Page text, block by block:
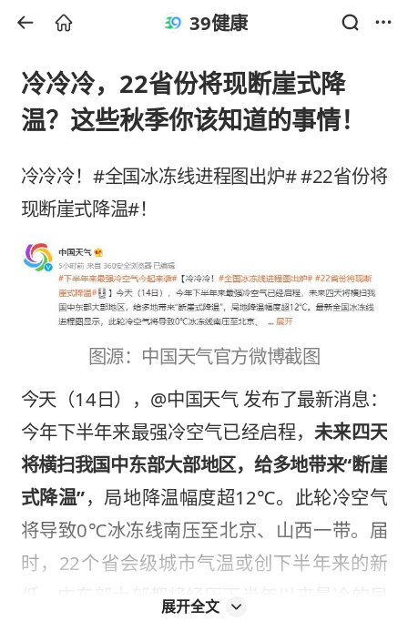
39健康
冷冷冷，22省份将现断崖式降
温？这些秋季你该知道的事情！
冷冷冷！#全国冰冻线进程图出炉# #22省份将
现断崖式降温#！
图源：中国天气官方微博截图
今天（14日），@中国天气 发布了最新消息：
今年下半年来最强冷空气已经启程，未来四天
将横扫我国中东部大部地区，给多地带来“断崖
式降温”，局地降温幅度超12℃。此轮冷空气
将导致0℃冰冻线南压至北京、山西一带。届
时，22个省会级城市气温或创下半年来的新
低，中东部大部都将经历下半年以来最冷的早
展开全文